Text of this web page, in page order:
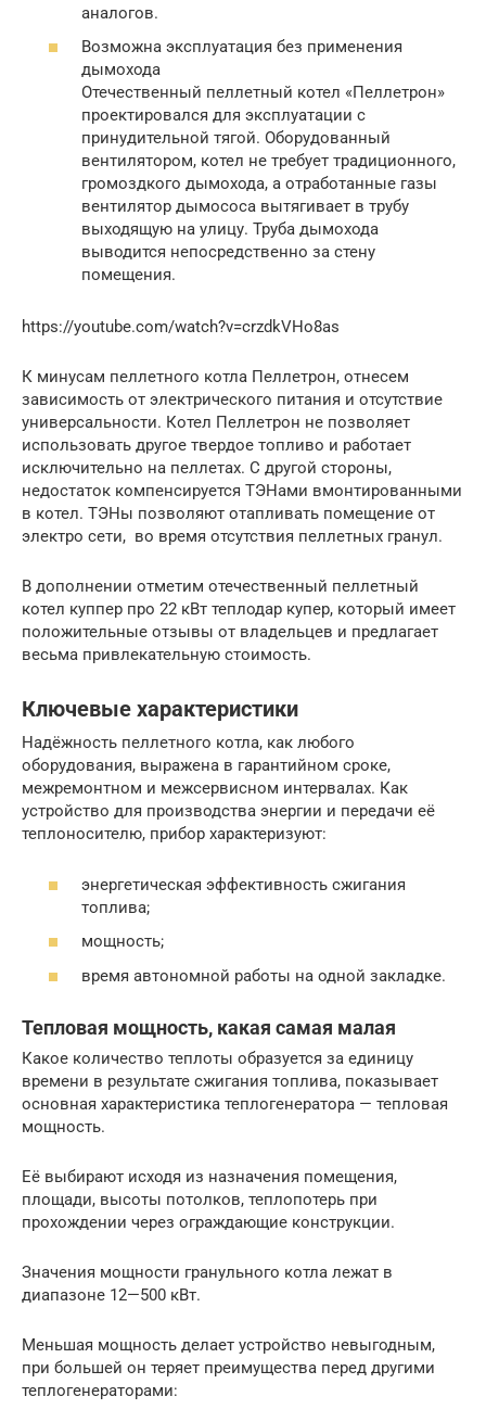
аналогов.
Возможна эксплуатация без применения
дымохода
Отечественный пеллетный котел «Пеллетрон»
проектировался для эксплуатации с
принудительной тягой. Оборудованный
вентилятором, котел не требует традиционного,
громоздкого дымохода, а отработанные газы
вентилятор дымососа вытягивает в трубу
выходящую на улицу. Труба дымохода
выводится непосредственно за стену
помещения.
https://youtube.com/watch?v=crzdkVHo8as
К минусам пеллетного котла Пеллетрон, отнесем
зависимость от электрического питания и отсутствие
универсальности. Котел Пеллетрон не позволяет
использовать другое твердое топливо и работает
исключительно на пеллетах. С другой стороны,
недостаток компенсируется ТЭНами вмонтированными
в котел. ТЭНы позволяют отапливать помещение от
электро сети, во время отсутствия пеллетных гранул.
В дополнении отметим отечественный пеллетный
котел куппер про 22 кВт теплодар купер, который имеет
положительные отзывы от владельцев и предлагает
весьма привлекательную стоимость.
Ключевые характеристики
Надёжность пеллетного котла, как любого
оборудования, выражена в гарантийном сроке,
межремонтном и межсервисном интервалах. Как
устройство для производства энергии и передачи её
теплоносителю, прибор характеризуют:
энергетическая эффективность сжигания
топлива;
мощность;
время автономной работы на одной закладке.
Тепловая мощность, какая самая малая
Какое количество теплоты образуется за единицу
времени в результате сжигания топлива, показывает
основная характеристика теплогенератора — тепловая
мощность.
Её выбирают исходя из назначения помещения,
площади, высоты потолков, теплопотерь при
прохождении через ограждающие конструкции.
Значения мощности гранульного котла лежат в
диапазоне 12—500 кВт.
Меньшая мощность делает устройство невыгодным,
при большей он теряет преимущества перед другими
теплогенераторами: